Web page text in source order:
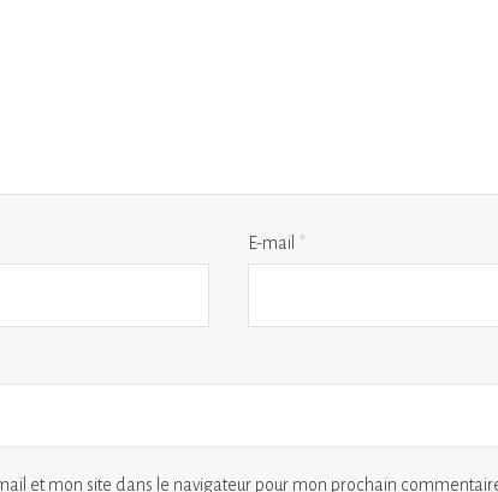
E-mail *
et mon site dans le navigateur pour mon prochain